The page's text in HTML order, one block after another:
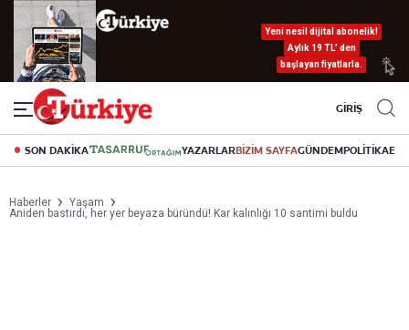
Yeni nesil dijital abonelik!
Aylık 19 TL’ den
başlayan fiyatlarla.
GİRİŞ
SON DAKİKA YAZARLARBİZİM SAYFAGÜNDEMPOLİTİKA
Haberler
Yaşam
Aniden bastırdı, her yer beyaza büründü! Kar kalınlığı 10 santimi buldu